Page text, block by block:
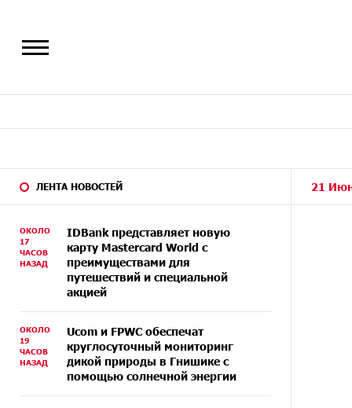
ЛЕНТА НОВОСТЕЙ
ОКОЛО
17
ЧАСОВ
НАЗАД
IDBank представляет новую
карту Mastercard World с
преимуществами для
путешествий и специальной
акцией
ОКОЛО
19
ЧАСОВ
НАЗАД
Ucom и FPWC обеспечат
круглосуточный мониторинг
дикой природы в Гнишике с
помощью солнечной энергии
21